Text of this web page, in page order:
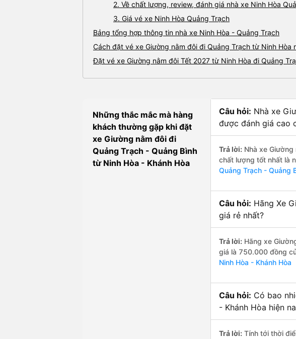
2. Về chất lượng, review, đánh giá nhà xe Ninh Hòa
3. Giá vé xe Ninh Hòa Quảng Trạch
Bảng tổng hợp thông tin nhà xe Ninh Hòa - Quảng Trạch
Cách đặt vé xe Giường nằm đôi đi Quảng Trạch từ Ninh Hòa
Đặt vé xe Giường nằm đôi Tết 2027 từ Ninh Hòa đi Quảng
Những thắc mắc mà hàng
khách thường gặp khi đặt
xe Giường nằm đôi đi
Quảng Trạch - Quảng Bình
từ Ninh Hòa - Khánh Hòa
Câu hỏi: Nhà xe
được đánh giá cao
Trả lời: Nhà xe
chất lượng tốt nhất là
Quảng Trạch - Quảng
Câu hỏi: Hãng Xe
giá rẻ nhất?
Trả lời: Hãng xe
giá là 750.000 đồng
Ninh Hòa - Khánh Hòa
Câu hỏi: Có bao
- Khánh Hòa hiện
Trả lời: Tính tới thời